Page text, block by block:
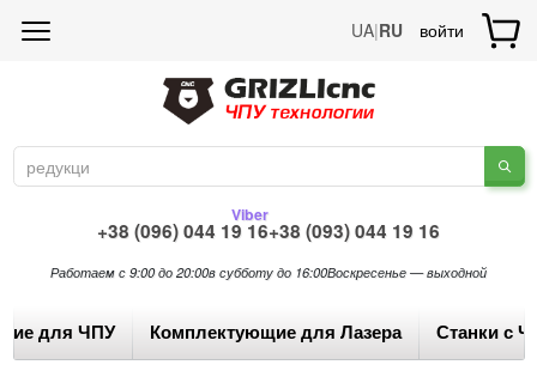
UA|RU войти
+38 (096) 044 19 16
Viber
+38 (093) 044 19 16
Работаем с 9:00 до 20:00в субботу до 16:00Воскресенье — выходной
для ЧПУ Комплектующие для Лазера Станки с